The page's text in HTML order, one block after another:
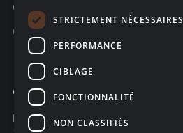
C-Risk dans la presse
C-Trust
Contacter
Nous contacter
STRICTEMENT NÉCESSAIRES
PERFORMANCE
CIBLAGE
FONCTIONNALITÉ
NON CLASSIFIÉS